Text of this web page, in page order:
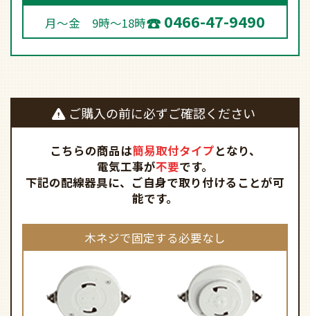
月～金 9時～18時
0466-47-9490
ご購入の前に必ずご確認ください
こちらの商品は簡易取付タイプとなり、
電気工事が不要です。
下記の配線器具に、ご自身で取り付けることが可
能です。
木ネジで固定する必要なし